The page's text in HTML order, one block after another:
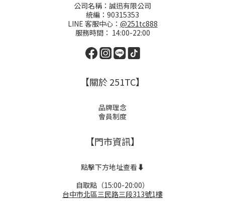
公司名稱：誠迅有限公司
統編：90315353
LINE 客服中心： @251tc888
服務時間： 14:00-22:00
【關於 251TC】
品牌理念
會員制度
【門市資訊】
點擊下方地址查看⬇️
自取點（15:00-20:00）
台中市北區三民路三段313號1樓